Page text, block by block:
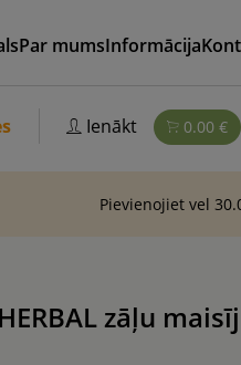
Par mumsInformācija
Ienākt 0.00 €
Pievienojiet vel
zāļu